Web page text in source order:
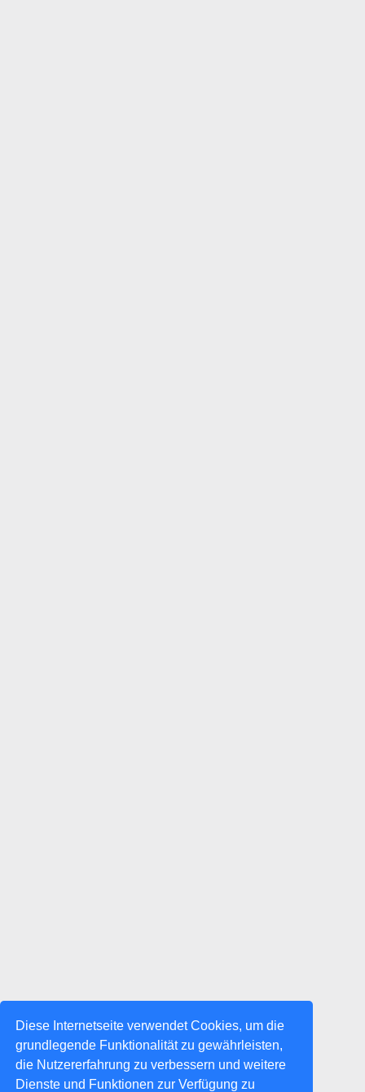
Diese Internetseite verwendet Cookies, um die
grundlegende Funktionalität zu gewährleisten,
die Nutzererfahrung zu verbessern und weitere
Dienste und Funktionen zur Verfügung zu